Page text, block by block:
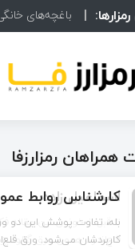
ظفرقندی:
همراهان رمزارزفا
اسماعیل زاده
تا قبل از خوندن این مقاله
قلع‌اندود همون ورق